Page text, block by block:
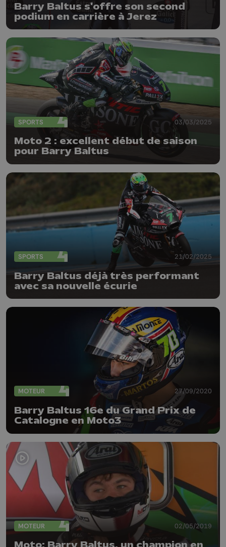
Barry Baltus s'offre son second
podium en carrière à Jerez
SPORTS 03/03/2025
Moto 2 : excellent début de saison
pour Barry Baltus
SPORTS 21/02/2025
Barry Baltus déjà très performant
avec sa nouvelle écurie
MOTEUR 27/09/2020
Barry Baltus 16e du Grand Prix de
Catalogne en Moto3
MOTEUR 02/05/2019